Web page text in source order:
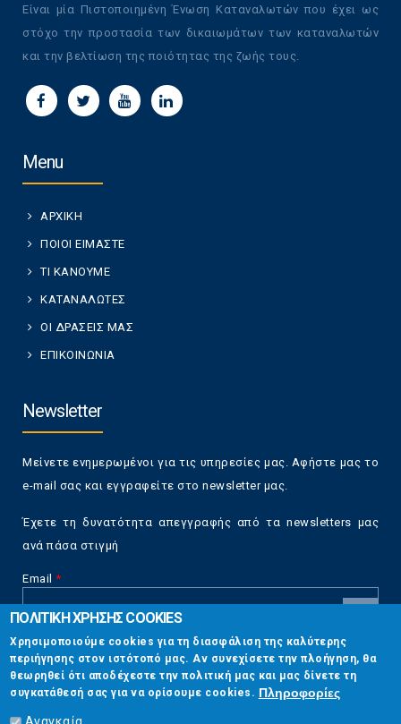
Είναι μία Πιστοποιημένη Ένωση Καταναλωτών που έχει ως
στόχο την προστασία των δικαιωμάτων των καταναλωτών
και την βελτίωση της ποιότητας της ζωής τους.
Menu
ΑΡΧΙΚΗ
ΠΟΙΟΙ ΕΙΜΑΣΤΕ
ΤΙ ΚΑΝΟΥΜΕ
ΚΑΤΑΝΑΛΩΤΕΣ
ΟΙ ΔΡΑΣΕΙΣ ΜΑΣ
ΕΠΙΚΟΙΝΩΝΙΑ
Newsletter
Μείνετε ενημερωμένοι για τις υπηρεσίες μας. Αφήστε μας το
e-mail σας και εγγραφείτε στο newsletter μας.
Έχετε τη δυνατότητα απεγγραφής από τα newsletters μας
ανά πάσα στιγμή
Email *
CAPTCHA
This
question is
for testing
whether or
not you are a
Επικοινωνία
Στουρνάρη 17, Αθήνα 10683
ΠΟΛΙΤΙΚΗ ΧΡΗΣΗΣ COOKIES
Χρησιμοποιούμε cookies για τη διασφάλιση της καλύτερης
περιήγησης στον ιστότοπό μας. Αν συνεχίσετε την πλοήγηση, θα
θεωρηθεί ότι αποδέχεστε την πολιτική μας και μας δίνετε τη
συγκατάθεσή σας για να ορίσουμε cookies. Πληροφορίες